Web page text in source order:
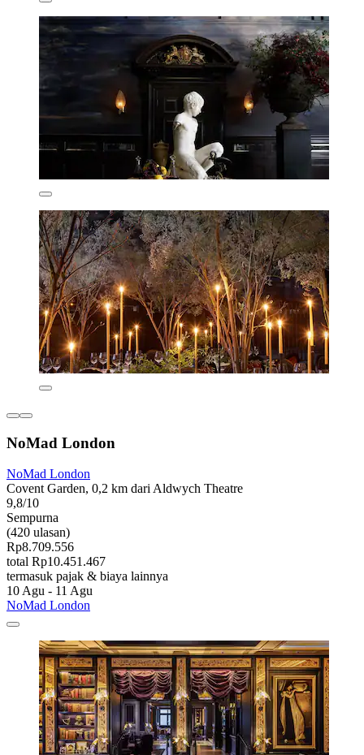
NoMad London
NoMad London
Covent Garden, 0,2 km dari Aldwych Theatre
9,8/10
Sempurna
(420 ulasan)
Rp8.709.556
total Rp10.451.467
termasuk pajak & biaya lainnya
10 Agu - 11 Agu
NoMad London